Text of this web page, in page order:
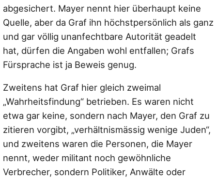
abgesichert. Mayer nennt hier überhaupt keine
Quelle, aber da Graf ihn höchstpersönlich als ganz
und gar völlig unanfechtbare Autorität geadelt
hat, dürfen die Angaben wohl entfallen; Grafs
Fürsprache ist ja Beweis genug.
Zweitens hat Graf hier gleich zweimal
„Wahrheitsfindung“ betrieben. Es waren nicht
etwa gar keine, sondern nach Mayer, den Graf zu
zitieren vorgibt, „verhältnismässig wenige Juden“,
und zweitens waren die Personen, die Mayer
nennt, weder militant noch gewöhnliche
Verbrecher, sondern Politiker, Anwälte oder